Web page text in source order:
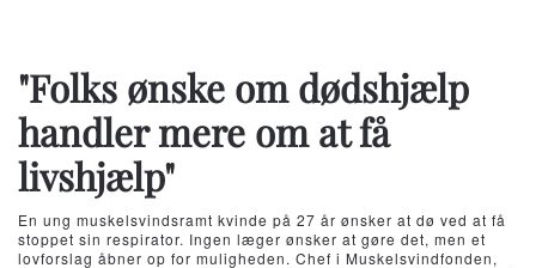
"Folks ønske om dødshjælp
handler mere om at få
livshjælp"
En ung muskelsvindsramt kvinde på 27 år ønsker at dø ved at få
stoppet sin respirator. Ingen læger ønsker at gøre det, men et
lovforslag åbner op for muligheden. Chef i Muskelsvindfonden,